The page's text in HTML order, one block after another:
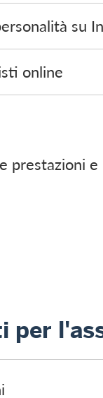
su
online
prestazioni
per